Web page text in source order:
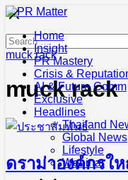
Skip
contentHome
Insight
PR Mastery
Crisis &
AI & Future Comm
Exclusive
Headlines
Thailand
Global News
Lifestyle
Webinar
Search
for:
muck rack
muck rack
ดราม่าองค์กรใ